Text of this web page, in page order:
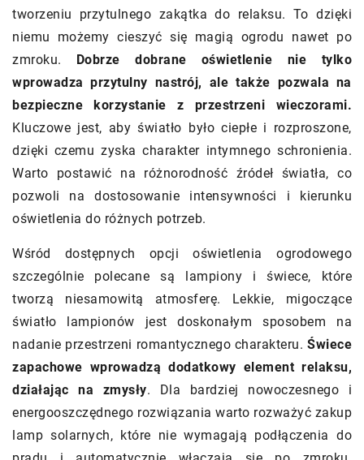
tworzeniu przytulnego zakątka do relaksu. To dzięki
niemu możemy cieszyć się magią ogrodu nawet po
zmroku. Dobrze dobrane oświetlenie nie tylko
wprowadza przytulny nastrój, ale także pozwala na
bezpieczne korzystanie z przestrzeni wieczorami.
Kluczowe jest, aby światło było ciepłe i rozproszone,
dzięki czemu zyska charakter intymnego schronienia.
Warto postawić na różnorodność źródeł światła, co
pozwoli na dostosowanie intensywności i kierunku
oświetlenia do różnych potrzeb.
Wśród dostępnych opcji oświetlenia ogrodowego
szczególnie polecane są lampiony i świece, które
tworzą niesamowitą atmosferę. Lekkie, migoczące
światło lampionów jest doskonałym sposobem na
nadanie przestrzeni romantycznego charakteru. Świece
zapachowe wprowadzą dodatkowy element relaksu,
działając na zmysły. Dla bardziej nowoczesnego i
energooszczędnego rozwiązania warto rozważyć zakup
lamp solarnych, które nie wymagają podłączenia do